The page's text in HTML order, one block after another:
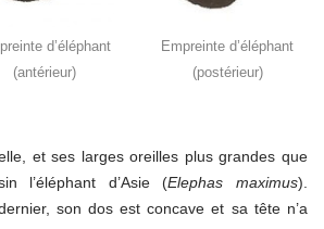
Empreinte d’éléphant
(postérieur)
d’éléphant
(antérieur)
et ses larges oreilles plus grandes que
l’éléphant d’Asie (Elephas maximus).
son dos est concave et sa tête n’a